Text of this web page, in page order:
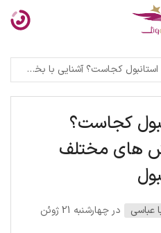
کجاست؟ آشنایی با بخش های مختلف آکواریوم استانبول
کجاست؟
های مختلف
عباسی
در چهارشنبه 21 ژوئن